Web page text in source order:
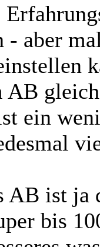
- aber
AB
ein
AB ist ja
bis